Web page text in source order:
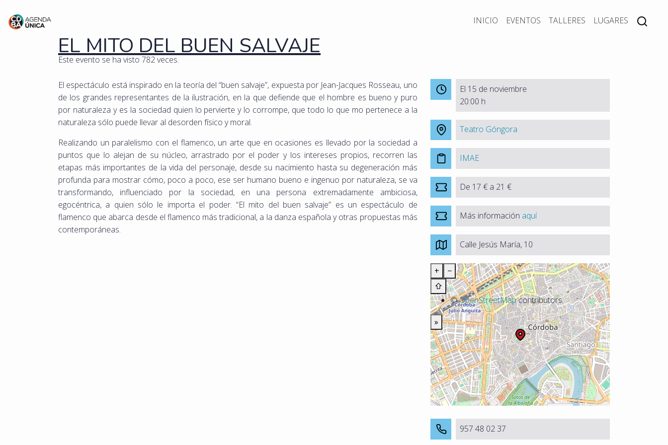
INICIO EVENTOS TALLERES LUGARES
EL MITO DEL BUEN SALVAJE
Este evento se ha visto 782 veces.
El espectáculo está inspirado en la teoría del “buen salvaje”, expuesta por Jean-Jacques Rosseau, uno
de los grandes representantes de la ilustración, en la que defiende que el hombre es bueno y puro
por naturaleza y es la sociedad quien lo pervierte y lo corrompe, que todo lo que mo pertenece a la
naturaleza sólo puede llevar al desorden físico y moral.
Realizando un paralelismo con el flamenco, un arte que en ocasiones es llevado por la sociedad a
puntos que lo alejan de su núcleo, arrastrado por el poder y los intereses propios, recorren las
etapas más importantes de la vida del personaje, desde su nacimiento hasta su degeneración más
profunda para mostrar cómo, poco a poco, ese ser humano bueno e ingenuo por naturaleza, se va
transformando, influenciado por la sociedad, en una persona extremadamente ambiciosa,
egocéntrica, a quien sólo le importa el poder. “El mito del buen salvaje” es un espectáculo de
flamenco que abarca desde el flamenco más tradicional, a la danza española y otras propuestas más
contemporáneas.
El 15 de noviembre
20:00 h
Teatro Góngora
IMAE
De 17 € a 21 €
Más información aquí
Calle Jesús María, 10
+
−
⇧
©OpenStreetMapcontributors.
»
957 48 02 37